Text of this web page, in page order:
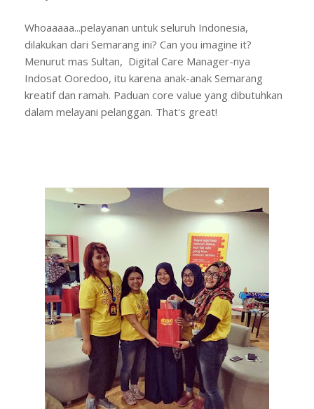
Whoaaaaa...pelayanan untuk seluruh Indonesia,
dilakukan dari Semarang ini? Can you imagine it?
Menurut mas Sultan, Digital Care Manager-nya
Indosat Ooredoo, itu karena anak-anak Semarang
kreatif dan ramah. Paduan core value yang dibutuhkan
dalam melayani pelanggan. That's great!